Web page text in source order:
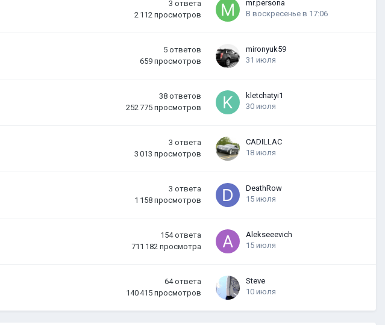
3 ответа
2 112 просмотров
mr.persona
В воскресенье в 17:06
5 ответов
659 просмотров
mironyuk59
31 июля
38 ответов
252 775 просмотров
kletchatyi1
30 июля
3 ответа
3 013 просмотров
CADILLAC
18 июля
3 ответа
1 158 просмотров
DeathRow
15 июля
154 ответа
711 182 просмотра
Alekseeevich
15 июля
64 ответа
140 415 просмотров
Steve
10 июля